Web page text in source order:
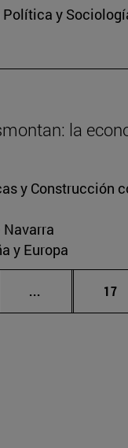
y
la
y Construcción
y Europa
... Páginas 17